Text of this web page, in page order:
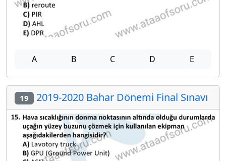
A B C D E
19 2019-2020 Bahar Dönemi Final Sınavı